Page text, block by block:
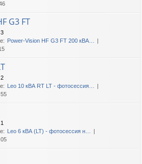
G3 FT
3
Power-Vision HF G3 FT 200 кВА…
2
Leo 10 кВА RT LT - фотосессия…
1
Leo 6 кВА (LT) - фотосессия н…